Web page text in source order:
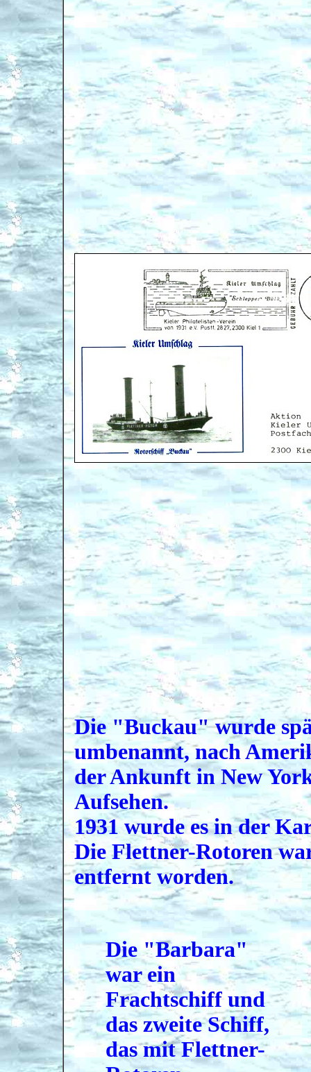
Die "Buckau" wurde
umbenannt, nach
der Ankunft in New
Aufsehen.
1931 wurde es in der
Die Flettner-Rotoren
entfernt worden.
Die "Barbara"
war ein
Frachtschiff und
das zweite Schiff,
das mit Flettner-